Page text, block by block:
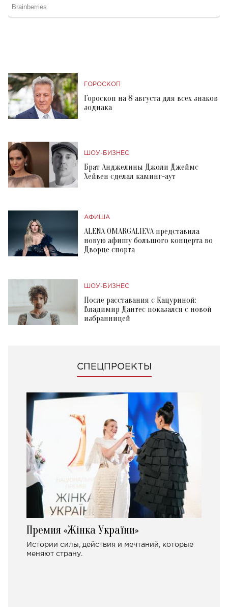
ГОРОСКОП
Гороскоп на 8 августа для всех знаков
зодиака
ШОУ-БИЗНЕС
Брат Анджелины Джоли Джеймс
Хейвен сделал каминг-аут
АФИША
ALENA OMARGALIEVA представила
новую афишу большого концерта во
Дворце спорта
ШОУ-БИЗНЕС
После расставания с Кацуриной:
Владимир Дантес показался с новой
избранницей
СПЕЦПРОЕКТЫ
Премия «Жінка України»
Истории силы, действия и мечтаний, которые
меняют страну.